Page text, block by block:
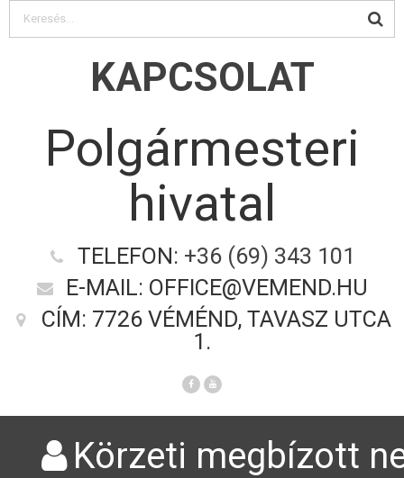
KAPCSOLAT
Polgármesteri
hivatal
TELEFON: +36 (69) 343 101
E-MAIL: OFFICE@VEMEND.HU
CÍM: 7726 VÉMÉND, TAVASZ UTCA
1.
Körzeti megbízott